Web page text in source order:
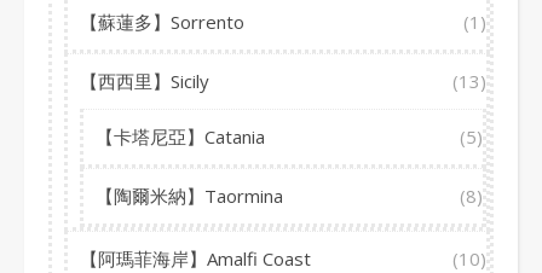
【蘇蓮多】Sorrento (1)
【西西里】Sicily (13)
【卡塔尼亞】Catania (5)
【陶爾米納】Taormina (8)
【阿瑪菲海岸】Amalfi Coast (10)